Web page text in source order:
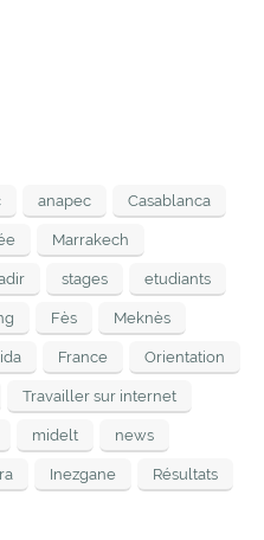
anapec Casablanca
Marrakech
stages etudiants
Fès Meknès
France Orientation
Travailler sur internet
midelt news
Inezgane Résultats